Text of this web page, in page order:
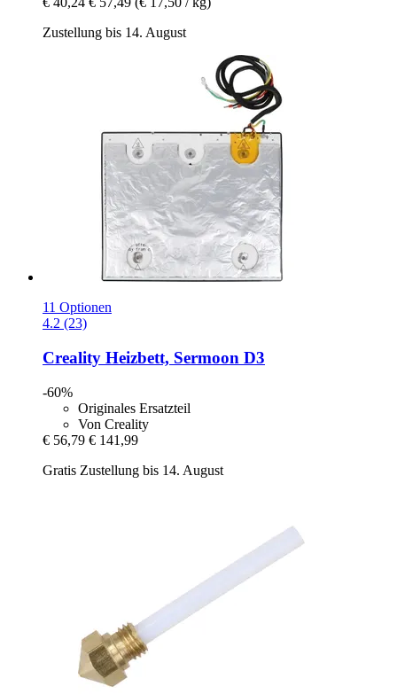
Zustellung bis 14. August
11 Optionen
4.2 (23)
Creality Heizbett, Sermoon D3
-60%
Originales Ersatzteil
Von Creality
€ 56,79 € 141,99
Gratis Zustellung bis 14. August